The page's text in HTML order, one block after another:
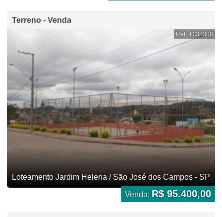
Terreno - Venda
Ref.: GI32308
Loteamento Jardim Helena / São José dos Campos - SP
Venda: R$ 95.400,00